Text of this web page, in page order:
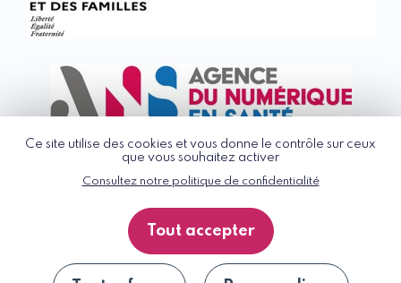
Ce site utilise des cookies et vous donne le contrôle sur ceux
que vous souhaitez activer
Consultez notre politique de confidentialité
Tout accepter
© G_NIUS 2026
Politique de confidentialité
Accessibilité : partiellement conforme
Plan du site